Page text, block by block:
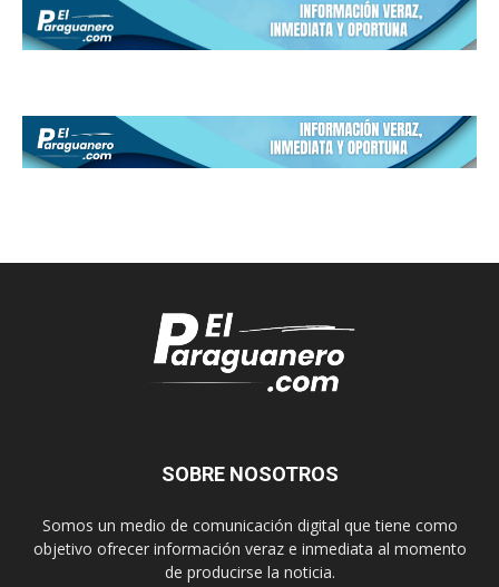
SOBRE NOSOTROS
Somos un medio de comunicación digital que tiene como
objetivo ofrecer información veraz e inmediata al momento
de producirse la noticia.